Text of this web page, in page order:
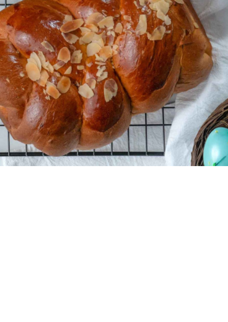
φανταστική ζύμη. Ιδανικά όχι μόνο για το Πάσχα
αλλά για όλο το χρόνο.
Μεσαία 5:40
10 - τμχ 20 λεπτά 20 λεπτά